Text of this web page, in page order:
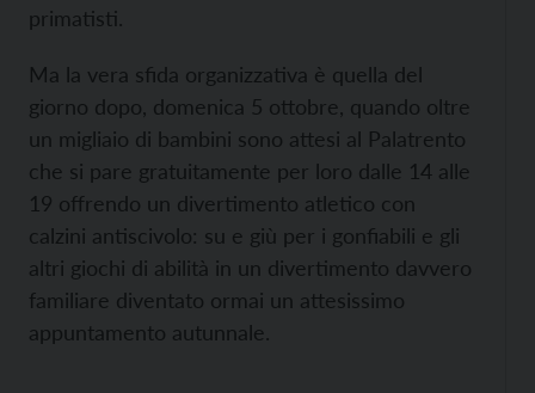
primatisti.
Ma la vera sfida organizzativa è quella del
giorno dopo, domenica 5 ottobre, quando oltre
un migliaio di bambini sono attesi al Palatrento
che si pare gratuitamente per loro dalle 14 alle
19 offrendo un divertimento atletico con
calzini antiscivolo: su e giù per i gonfiabili e gli
altri giochi di abilità in un divertimento davvero
familiare diventato ormai un attesissimo
appuntamento autunnale.